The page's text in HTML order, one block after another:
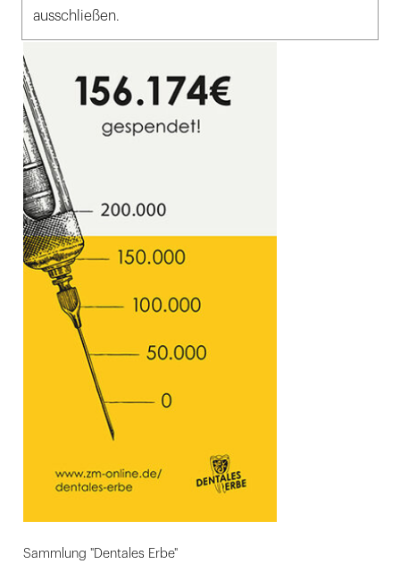
ausschließen.
Sammlung "Dentales Erbe"